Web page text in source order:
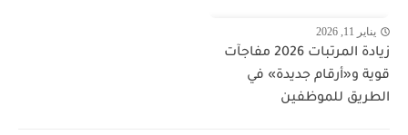
يناير 11, 2026
زيادة المرتبات 2026 مفاجآت
قوية و«أرقام جديدة» في
الطريق للموظفين